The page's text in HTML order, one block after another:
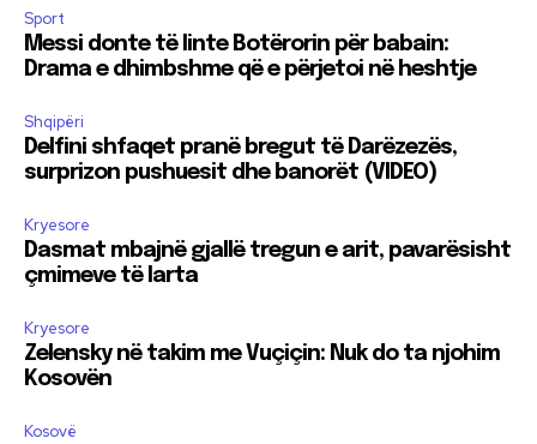
Sport
Messi donte të linte Botërorin për babain:
Drama e dhimbshme që e përjetoi në heshtje
Shqipëri
Delfini shfaqet pranë bregut të Darëzezës,
surprizon pushuesit dhe banorët (VIDEO)
Kryesore
Dasmat mbajnë gjallë tregun e arit, pavarësisht
çmimeve të larta
Kryesore
Zelensky në takim me Vuçiçin: Nuk do ta njohim
Kosovën
Kosovë